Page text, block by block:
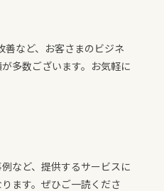
善など、お客さまのビジネ
多数ございます。お気軽に
など、提供するサービスに
ます。ぜひご一読くださ